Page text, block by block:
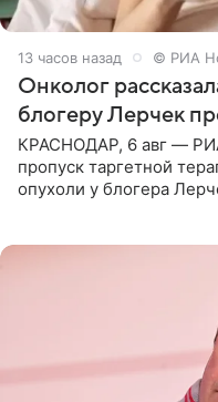
13 часов назад © РИА
Онколог
блогеру Лерчек
КРАСНОДАР, 6 авг —
пропуск таргетной
опухоли у блогера